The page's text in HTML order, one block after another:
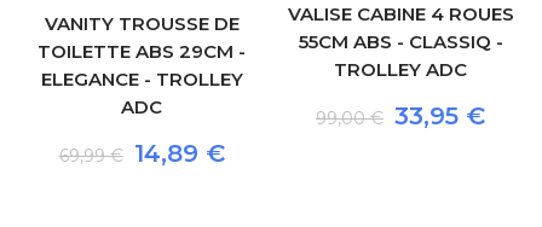
VANITY TROUSSE DE
TOILETTE ABS 29CM -
ELEGANCE - TROLLEY
ADC
69,99 € 14,89 €
VALISE CABINE 4 ROUES
55CM ABS - CLASSIQ -
TROLLEY ADC
99,00 € 33,95 €